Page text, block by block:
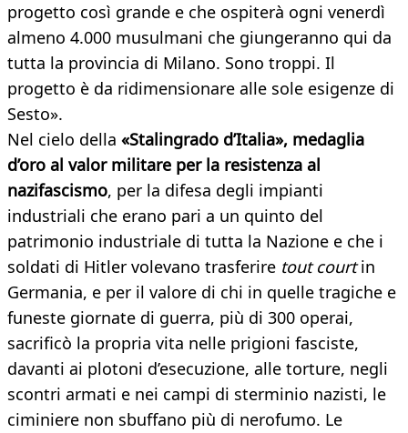
progetto così grande e che ospiterà ogni venerdì
almeno 4.000 musulmani che giungeranno qui da
tutta la provincia di Milano. Sono troppi. Il
progetto è da ridimensionare alle sole esigenze di
Sesto».
Nel cielo della «Stalingrado d’Italia», medaglia
d’oro al valor militare per la resistenza al
nazifascismo, per la difesa degli impianti
industriali che erano pari a un quinto del
patrimonio industriale di tutta la Nazione e che i
soldati di Hitler volevano trasferire tout courtin
Germania, e per il valore di chi in quelle tragiche e
funeste giornate di guerra, più di 300 operai,
sacrificò la propria vita nelle prigioni fasciste,
davanti ai plotoni d’esecuzione, alle torture, negli
scontri armati e nei campi di sterminio nazisti, le
ciminiere non sbuffano più di nerofumo. Le